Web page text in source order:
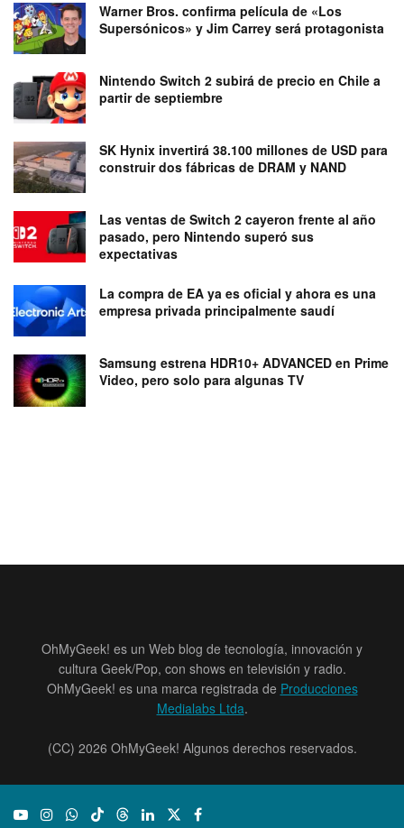
Warner Bros. confirma película de «Los
Supersónicos» y Jim Carrey será protagonista
Nintendo Switch 2 subirá de precio en Chile a
partir de septiembre
SK Hynix invertirá 38.100 millones de USD para
construir dos fábricas de DRAM y NAND
Las ventas de Switch 2 cayeron frente al año
pasado, pero Nintendo superó sus
expectativas
La compra de EA ya es oficial y ahora es una
empresa privada principalmente saudí
Samsung estrena HDR10+ ADVANCED en Prime
Video, pero solo para algunas TV
OhMyGeek! es un Web blog de tecnología, innovación y
cultura Geek/Pop, con shows en televisión y radio.
OhMyGeek! es una marca registrada de Producciones
Medialabs Ltda.
(CC) 2026 OhMyGeek! Algunos derechos reservados.